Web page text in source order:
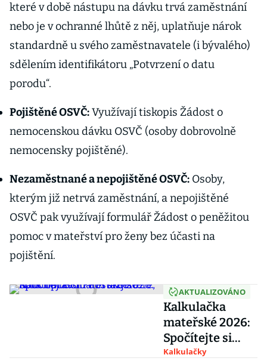
které v době nástupu na dávku trvá zaměstnání
nebo je v ochranné lhůtě z něj, uplatňuje nárok
standardně u svého zaměstnavatele (i bývalého)
sdělením identifikátoru „Potvrzení o datu
porodu“.
Pojištěné OSVČ:Využívají tiskopis Žádost o
nemocenskou dávku OSVČ (osoby dobrovolně
nemocensky pojištěné).
Nezaměstnané a nepojištěné OSVČ: Osoby,
kterým již netrvá zaměstnání, a nepojištěné
OSVČ pak využívají formulář Žádost o peněžitou
pomoc v mateřství pro ženy bez účasti na
pojištění.
AKTUALIZOVÁNO
Kalkulačka
mateřské 2026:
Spočítejte si
PPM a zjistěte,
Kalkulačky